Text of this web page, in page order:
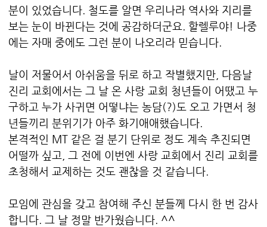
분이 있었습니다. 철도를 알면 우리나라 역사와 지리를
보는 눈이 바뀐다는 것에 공감하더군요. 할렐루야! 나중
에는 자매 중에도 그런 분이 나오리라 믿습니다.
날이 저물어서 아쉬움을 뒤로 하고 작별했지만, 다음날
진리 교회에서는 그 날 온 사랑 교회 청년들이 어땠고 누
구하고 누가 사귀면 어떻냐는 농담(?)도 오고 가면서 청
년들끼리 분위기가 아주 화기애애했습니다.
본격적인 MT 같은 걸 분기 단위로 정도 계속 추진되면
어떨까 싶고, 그 전에 이번엔 사랑 교회에서 진리 교회를
초청해서 교제하는 것도 괜찮을 것 같습니다.
모임에 관심을 갖고 참여해 주신 분들께 다시 한 번 감사
합니다. 그 날 정말 반가웠습니다. ^^